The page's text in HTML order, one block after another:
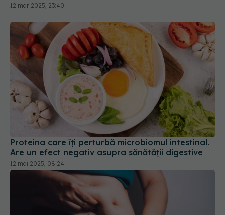
12 mar 2025, 23:40
Proteina care îți perturbă microbiomul intestinal.
Are un efect negativ asupra sănătății digestive
12 mai 2025, 08:24